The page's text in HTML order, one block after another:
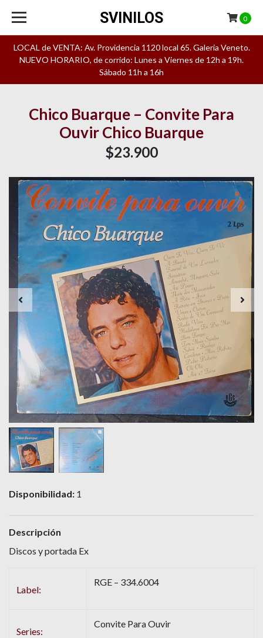
LOCAL de VENTA: Av. Providencia 1120 local 65. Galeria Veneto.
NUEVO HORARIO, de corrido: Lunes a Viernes de 12h a 19h.
Sábado 11h a 16h
SVINILOS 0
Chico Buarque – Convite Para
Ouvir Chico Buarque
$23.900
Disponibilidad: 1
Descripción
Discos y portada Ex
Label:
RGE – 334.6004
Series:
Convite Para Ouvir